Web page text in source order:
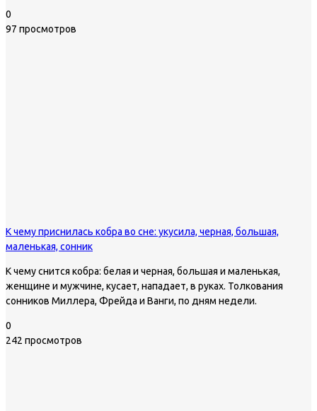
0
97 просмотров
К чему приснилась кобра во сне: укусила, черная, большая,
маленькая, сонник
К чему снится кобра: белая и черная, большая и маленькая,
женщине и мужчине, кусает, нападает, в руках. Толкования
сонников Миллера, Фрейда и Ванги, по дням недели.
0
242 просмотров